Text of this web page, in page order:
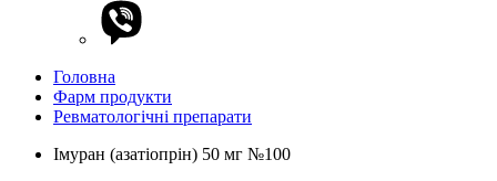
Головна
Фарм продукти
Ревматологічні препарати
Імуран (азатіопрін) 50 мг №100